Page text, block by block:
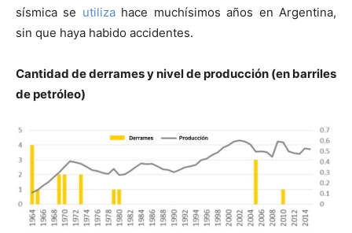
sísmica se utilizahace muchísimos años en Argentina,
sin que haya habido accidentes.
Cantidad de derrames y nivel de producción (en barriles
de petróleo)